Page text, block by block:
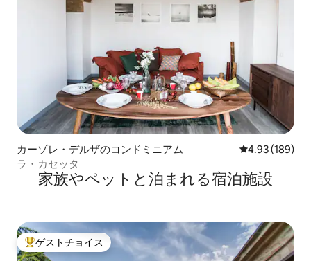
カーゾレ・デルザのコンドミニアム レビュー189
4.93 (189)
ラ・カセッタ
家族やペットと泊まれる宿泊施設
大好評のゲストチョイスです。
ゲストチョイス